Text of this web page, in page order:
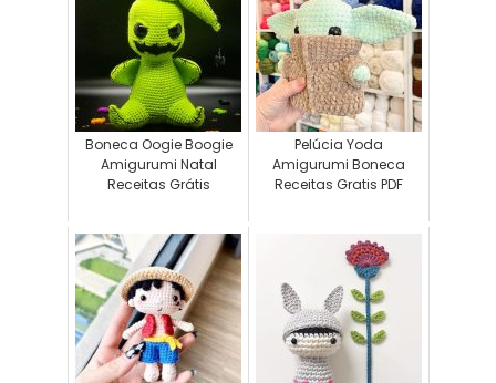
Boneca Oogie Boogie
Amigurumi Natal
Receitas Grátis
Pelúcia Yoda
Amigurumi Boneca
Receitas Gratis PDF